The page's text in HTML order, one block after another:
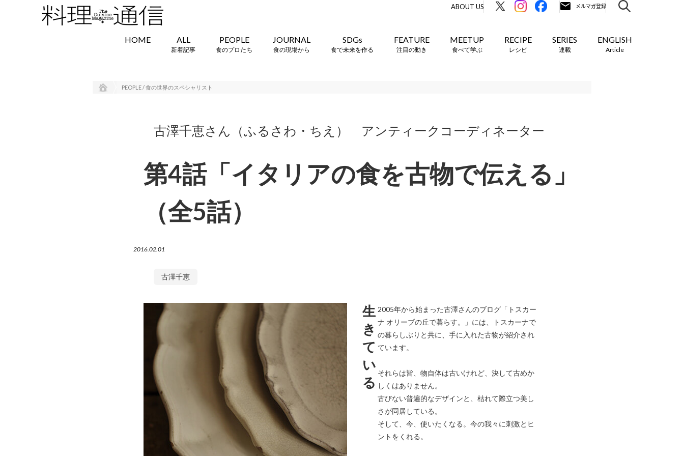
ABOUT US
HOME ALL
新着記事
PEOPLE
食のプロたち
JOURNAL
食の現場から
SDGs
食で未来を作る
FEATURE
注目の動き
MEETUP
食べて学ぶ
RECIPE
レシピ
SERIES
連載
ENGLISH
Article
PEOPLE / 食の世界のスペシャリスト
古澤千恵さん（ふるさわ・ちえ） アンティークコーディネーター
第4話「イタリアの食を古物で伝える」
（全5話）
2016.02.01
古澤千恵
生
き
て
い
る
2005年から始まった古澤さんのブログ「トスカー
ナ オリーブの丘で暮らす。」には、トスカーナで
の暮らしぶりと共に、手に入れた古物が紹介され
ています。
それらは皆、物自体は古いけれど、決して古めか
しくはありません。
古びない普遍的なデザインと、枯れて際立つ美し
さが同居している。
そして、今、使いたくなる。今の我々に刺激とヒ
ントをくれる。